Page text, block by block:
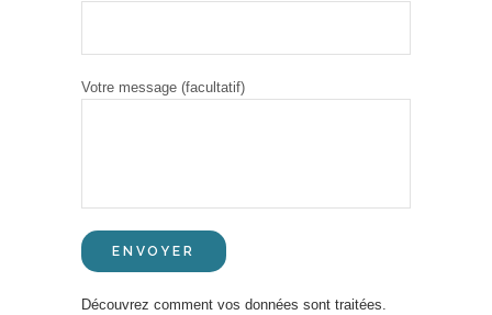
Votre message (facultatif)
Découvrez comment vos données sont traitées.